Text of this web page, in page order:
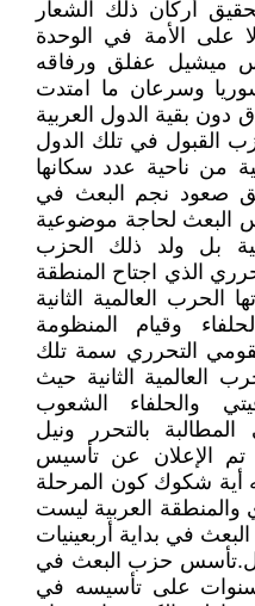
أركان ذلك الشعار
على الأمة في الوحدة
ميشيل عفلق ورفاقه
عام 1947 في سوريا وسرعان ما امتدت
دون بقية الدول العربية
القبول في تلك الدول
من ناحية عدد سكانها
صعود نجم البعث في
البعث لحاجة موضوعية
بل ولد ذلك الحزب
الذي اجتاح المنطقة
الحرب العالمية الثانية
وقيام المنظومة
التحرري سمة تلك
العالمية الثانية حيث
والحلفاء الشعوب
بالتحرر ونيل
تم الإعلان عن تأسيس
أية شكوك كون المرحلة
العربية ليست
في بداية أربعينيات
حزب البعث في
عام 54 بعد مرور 7 سنوات على تأسيسه في